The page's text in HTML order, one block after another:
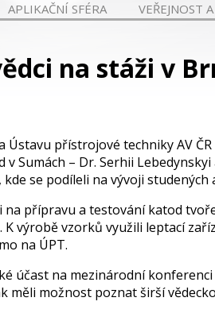
APLIKAČNÍ SFÉRA VEŘEJNOST
na stáži v
Ústavu přístrojové techniky AV
v Sumách – Dr. Serhii
se podíleli na vývoji
na přípravu a testování katod
výrobě vzorků využili leptací
na ÚPT.
účast na mezinárodní konferenci
měli možnost poznat širší